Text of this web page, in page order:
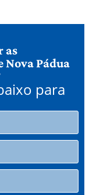
as
Nova Pádua
para